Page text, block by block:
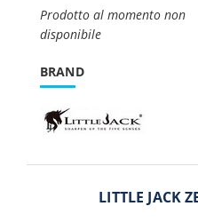
Prodotto al momento non
disponibile
BRAND
LITTLE JACK